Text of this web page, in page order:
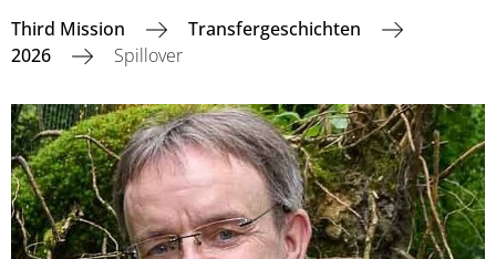
Third Mission
Transfergeschichten
2026
Spillover